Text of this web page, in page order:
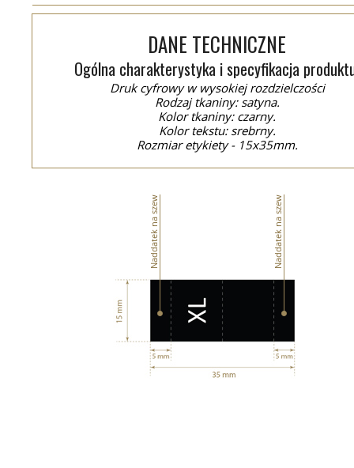
DANE TECHNICZNE
Ogólna charakterystyka i specyfikacja
Druk cyfrowy w wysokiej rozdzielczości
Rodzaj tkaniny: satyna.
Kolor tkaniny: czarny.
Kolor tekstu: srebrny.
Rozmiar etykiety - 15x35mm.
Naddatek na szew Naddatek na szew